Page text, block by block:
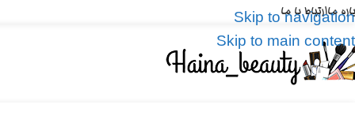
Skip to navigation
Skip to main content
ماارتباط با ما